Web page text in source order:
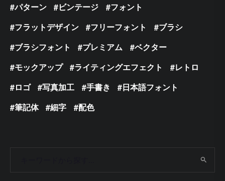
パターン
ビンテージ
フォント
フラットデザイン
フリーフォント
ブラシ
ブラシフォント
プレミアム
ベクター
モックアップ
ライティングエフェクト
レトロ
ロゴ
写真加工 手書き
日本語フォント
筆記体
細字 配色